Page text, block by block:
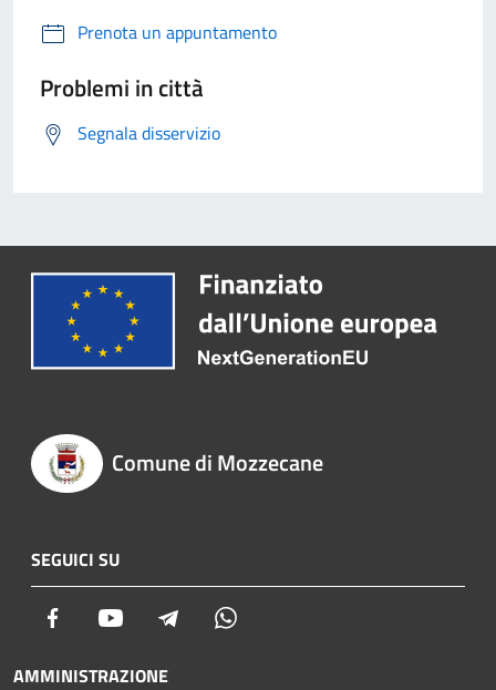
Prenota un appuntamento
Problemi in città
Segnala disservizio
Comune di Mozzecane
SEGUICI SU
Facebook Youtube Telegram
AMMINISTRAZIONE